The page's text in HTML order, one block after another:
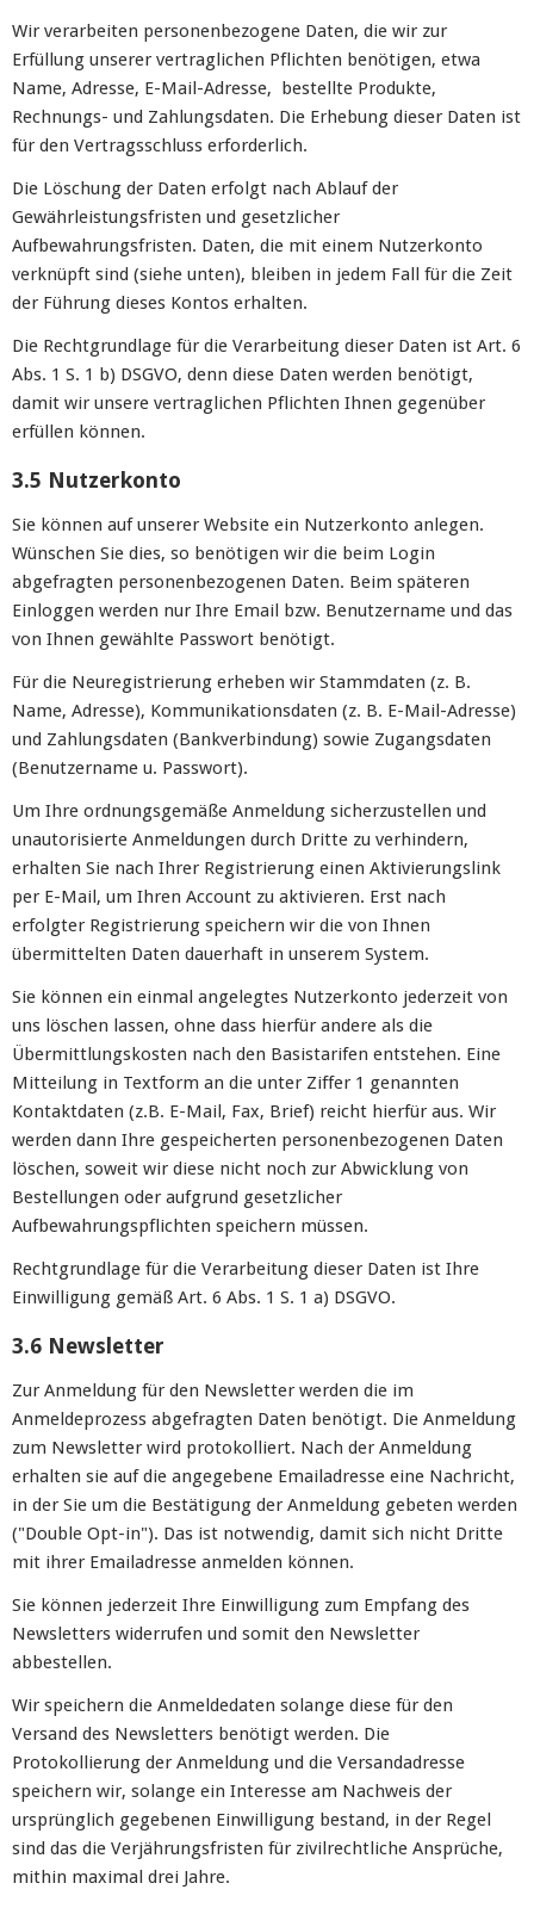
Wir verarbeiten personenbezogene Daten, die wir zur
Erfüllung unserer vertraglichen Pflichten benötigen, etwa
Name, Adresse, E-Mail-Adresse, bestellte Produkte,
Rechnungs- und Zahlungsdaten. Die Erhebung dieser Daten ist
für den Vertragsschluss erforderlich.
Die Löschung der Daten erfolgt nach Ablauf der
Gewährleistungsfristen und gesetzlicher
Aufbewahrungsfristen. Daten, die mit einem Nutzerkonto
verknüpft sind (siehe unten), bleiben in jedem Fall für die Zeit
der Führung dieses Kontos erhalten.
Die Rechtgrundlage für die Verarbeitung dieser Daten ist Art. 6
Abs. 1 S. 1 b) DSGVO, denn diese Daten werden benötigt,
damit wir unsere vertraglichen Pflichten Ihnen gegenüber
erfüllen können.
3.5 Nutzerkonto
Sie können auf unserer Website ein Nutzerkonto anlegen.
Wünschen Sie dies, so benötigen wir die beim Login
abgefragten personenbezogenen Daten. Beim späteren
Einloggen werden nur Ihre Email bzw. Benutzername und das
von Ihnen gewählte Passwort benötigt.
Für die Neuregistrierung erheben wir Stammdaten (z. B.
Name, Adresse), Kommunikationsdaten (z. B. E-Mail-Adresse)
und Zahlungsdaten (Bankverbindung) sowie Zugangsdaten
(Benutzername u. Passwort).
Um Ihre ordnungsgemäße Anmeldung sicherzustellen und
unautorisierte Anmeldungen durch Dritte zu verhindern,
erhalten Sie nach Ihrer Registrierung einen Aktivierungslink
per E-Mail, um Ihren Account zu aktivieren. Erst nach
erfolgter Registrierung speichern wir die von Ihnen
übermittelten Daten dauerhaft in unserem System.
Sie können ein einmal angelegtes Nutzerkonto jederzeit von
uns löschen lassen, ohne dass hierfür andere als die
Übermittlungskosten nach den Basistarifen entstehen. Eine
Mitteilung in Textform an die unter Ziffer 1 genannten
Kontaktdaten (z.B. E-Mail, Fax, Brief) reicht hierfür aus. Wir
werden dann Ihre gespeicherten personenbezogenen Daten
löschen, soweit wir diese nicht noch zur Abwicklung von
Bestellungen oder aufgrund gesetzlicher
Aufbewahrungspflichten speichern müssen.
Rechtgrundlage für die Verarbeitung dieser Daten ist Ihre
Einwilligung gemäß Art. 6 Abs. 1 S. 1 a) DSGVO.
3.6 Newsletter
Zur Anmeldung für den Newsletter werden die im
Anmeldeprozess abgefragten Daten benötigt. Die Anmeldung
zum Newsletter wird protokolliert. Nach der Anmeldung
erhalten sie auf die angegebene Emailadresse eine Nachricht,
in der Sie um die Bestätigung der Anmeldung gebeten werden
("Double Opt-in"). Das ist notwendig, damit sich nicht Dritte
mit ihrer Emailadresse anmelden können.
Sie können jederzeit Ihre Einwilligung zum Empfang des
Newsletters widerrufen und somit den Newsletter
abbestellen.
Wir speichern die Anmeldedaten solange diese für den
Versand des Newsletters benötigt werden. Die
Protokollierung der Anmeldung und die Versandadresse
speichern wir, solange ein Interesse am Nachweis der
ursprünglich gegebenen Einwilligung bestand, in der Regel
sind das die Verjährungsfristen für zivilrechtliche Ansprüche,
mithin maximal drei Jahre.